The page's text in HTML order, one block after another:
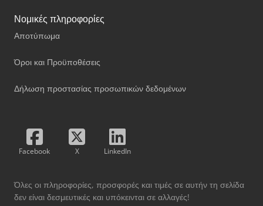
Νομικές πληροφορίες
Αποτύπωμα
Όροι και Προϋποθέσεις
Δήλωση προστασίας προσωπικών δεδομένων
Facebook X LinkedIn
Όλες οι πληροφορίες, προσφορές και τιμές σε αυτήν τη σελίδα
δεν είναι δεσμευτικές και υπόκεινται σε αλλαγές!